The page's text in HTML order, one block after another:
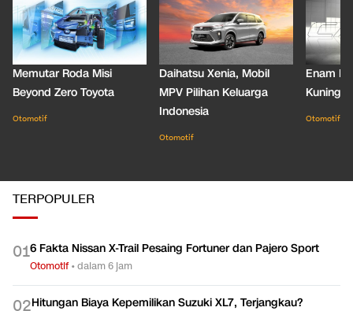
Memutar Roda Misi
Beyond Zero Toyota
Otomotif
Daihatsu Xenia, Mobil
MPV Pilihan Keluarga
Indonesia
Otomotif
Enam
Kuning
Otomotif
TERPOPULER
016 Fakta Nissan X-Trail Pesaing Fortuner dan Pajero Sport
Otomotif•dalam 6 jam
02Hitungan Biaya Kepemilikan Suzuki XL7, Terjangkau?